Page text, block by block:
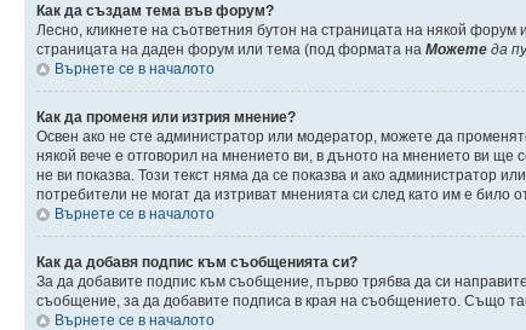
Как да създам тема във форум?
Лесно, кликнете на съответния бутон на страницата на някой
страницата на даден форум или тема (под формата на Можете да
Върнете се в началото
Как да променя или изтрия мнение?
Освен ако не сте администратор или модератор, можете да
някой вече е отговорил на мнението ви, в дъното на мнението ви ще
не ви показва. Този текст няма да се показва и ако
потребители не могат да изтриват мненията си след като им е било
Върнете се в началото
Как да добавя подпис към съобщенията си?
За да добавите подпис към съобщение, първо трябва да си
съобщение, за да добавите подписа в края на съобщението. Също
Върнете се в началото